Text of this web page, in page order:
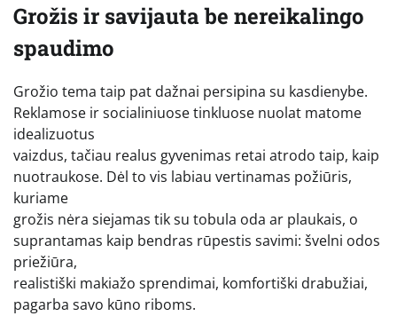
Grožis ir savijauta be nereikalingo
spaudimo
Grožio tema taip pat dažnai persipina su kasdienybe.
Reklamose ir socialiniuose tinkluose nuolat matome
idealizuotus
vaizdus, tačiau realus gyvenimas retai atrodo taip, kaip
nuotraukose. Dėl to vis labiau vertinamas požiūris,
kuriame
grožis nėra siejamas tik su tobula oda ar plaukais, o
suprantamas kaip bendras rūpestis savimi: švelni odos
priežiūra,
realistiški makiažo sprendimai, komfortiški drabužiai,
pagarba savo kūno riboms.